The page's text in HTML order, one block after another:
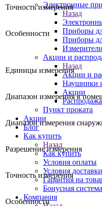
Электронные
Назад
Приборы
Приборы
Акции и
Назад
Акции и
Наушники
Акции
Пункт проката
Акции
Блог
Как купить
Назад
Как купить
Условия оплаты
Условия доставки
Гарантия на
Бонусная система
Компания
Точность измерения
Особенности
Единицы измерения
Диапазон измерения в
Диапазон измерения
Разрешение измерения
Точность измерения
Особенности